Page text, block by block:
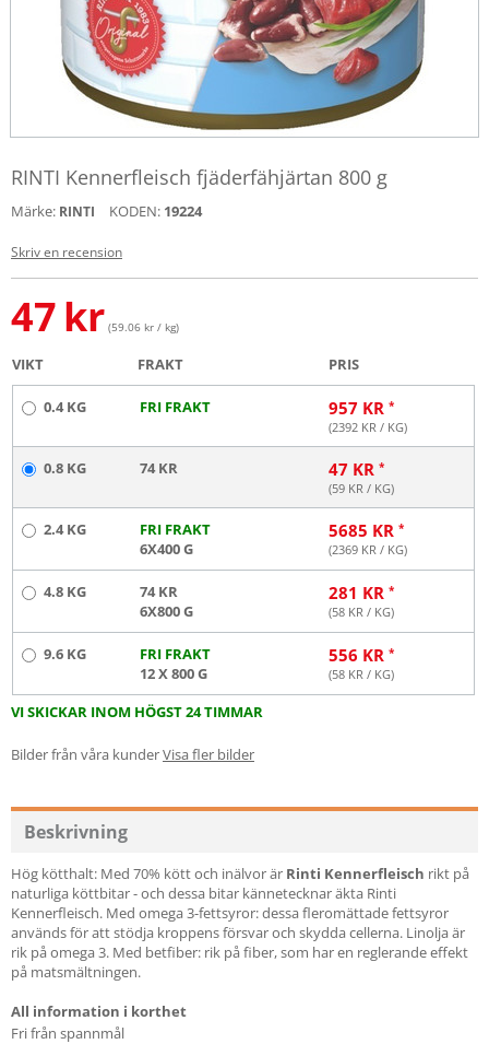
RINTI Kennerfleisch fjäderfähjärtan 800 g
Märke: RINTI KODEN: 19224
Skriv en recension
47kr (59.06 kr / kg)
VIKT FRAKT PRIS
0.4 KG FRI FRAKT 957 KR
(2392 KR / KG)
0.8 KG 74 KR 47 KR
(59 KR / KG)
2.4 KG
FRI FRAKT
6X400 G
5685 KR
(2369 KR / KG)
4.8 KG
74 KR
6X800 G
281 KR
(58 KR / KG)
9.6 KG
FRI FRAKT
12 X 800 G
556 KR
(58 KR / KG)
VI SKICKAR INOM HÖGST 24 TIMMAR
Bilder från våra kunderVisa fler bilder
Beskrivning
Hög kötthalt: Med 70% kött och inälvor är Rinti Kennerfleisch rikt på
naturliga köttbitar - och dessa bitar kännetecknar äkta Rinti
Kennerfleisch. Med omega 3-fettsyror: dessa fleromättade fettsyror
används för att stödja kroppens försvar och skydda cellerna. Linolja är
rik på omega 3. Med betfiber: rik på fiber, som har en reglerande effekt
på matsmältningen.
All information i korthet
Fri från spannmål